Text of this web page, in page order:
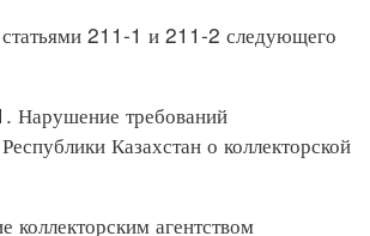
211-1 и 211-2 следующего
требований
Казахстан о коллекторской
агентством